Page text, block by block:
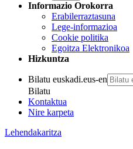
Informazio Orokorra
Erabilerraztasuna
Lege-informazioa
Cookie politika
Egoitza Elektronikoa
Hizkuntza
Bilatu euskadi.eus-en
Bilatu
Kontaktua
Nire karpeta
Lehendakaritza